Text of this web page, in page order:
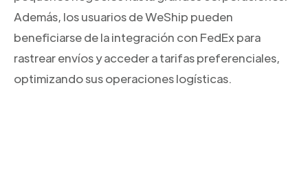
Además, los usuarios de WeShip pueden
beneficiarse de la integración con FedEx para
rastrear envíos y acceder a tarifas preferenciales,
optimizando sus operaciones logísticas.